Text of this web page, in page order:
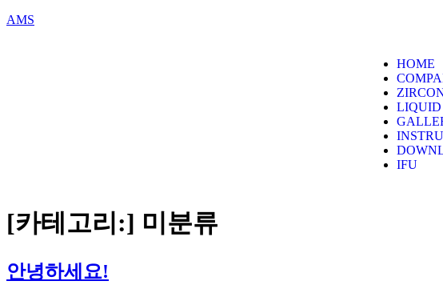
AMS
HOME
LIQUID
IFU
[카테고리:] 미분류
안녕하세요!